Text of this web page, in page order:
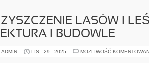
LASÓW I
I BUDOWLE
ADMIN LIS - 29 - 2025 MOŻLIWOŚĆ